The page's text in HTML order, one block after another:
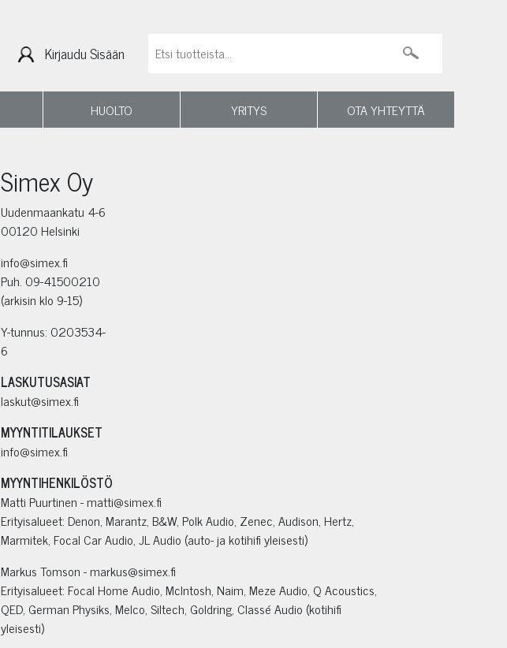
Kirjaudu Sisään
HUOLTO YRITYS OTA YHTEYTTÄ
Simex Oy
Uudenmaankatu 4-6
00120 Helsinki
info@simex.fi
Puh. 09-41500210
(arkisin klo 9-15)
Y-tunnus: 0203534-
6
LASKUTUSASIAT
laskut@simex.fi
MYYNTITILAUKSET
info@simex.fi
MYYNTIHENKILÖSTÖ
Matti Puurtinen - matti@simex.fi
Erityisalueet: Denon, Marantz, B&W, Polk Audio, Zenec, Audison, Hertz,
Marmitek, Focal Car Audio, JL Audio (auto- ja kotihifi yleisesti)
Markus Tomson - markus@simex.fi
Erityisalueet: Focal Home Audio, McIntosh, Naim, Meze Audio, Q Acoustics,
QED, German Physiks, Melco, Siltech, Goldring, Classé Audio (kotihifi
yleisesti)